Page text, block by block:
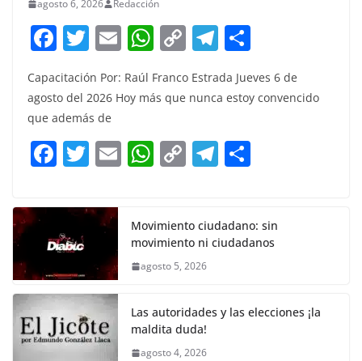
agosto 6, 2026 Redacción
F
a
c
e
b
o
k
T
itt
er
E
m
ai
W
at
A
p
C
p
Li
n
T
el
e
a
m
ar
e
Capacitación Por: Raúl Franco Estrada Jueves 6 de
agosto del 2026 Hoy más que nunca estoy convencido
que además de
F
c
e
b
o
o
k
T
itt
er
E W
s
A
p
C
y
Li
k
T
gr
a
e
Movimiento ciudadano: sin
movimiento ni ciudadanos
agosto 5, 2026
Las autoridades y las elecciones ¡la
maldita duda!
agosto 4, 2026